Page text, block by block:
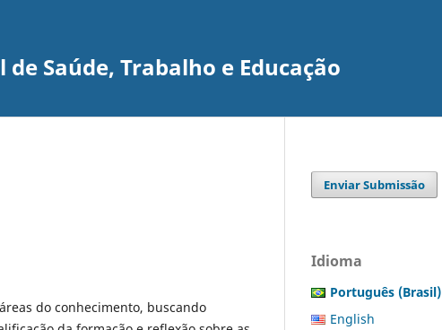
Saúde, Trabalho e Educação
do conhecimento, buscando
Enviar Submissão
Idioma
Português (Brasil)
English